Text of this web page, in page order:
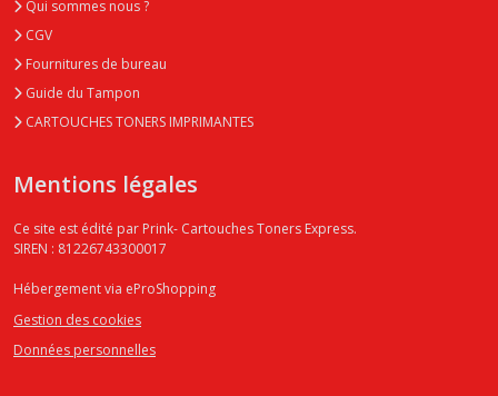
Qui sommes nous ?
CGV
Fournitures de bureau
Guide du Tampon
CARTOUCHES TONERS IMPRIMANTES
Mentions légales
Ce site est édité par Prink- Cartouches Toners Express.
SIREN : 81226743300017
Hébergement via eProShopping
Gestion des cookies
Données personnelles